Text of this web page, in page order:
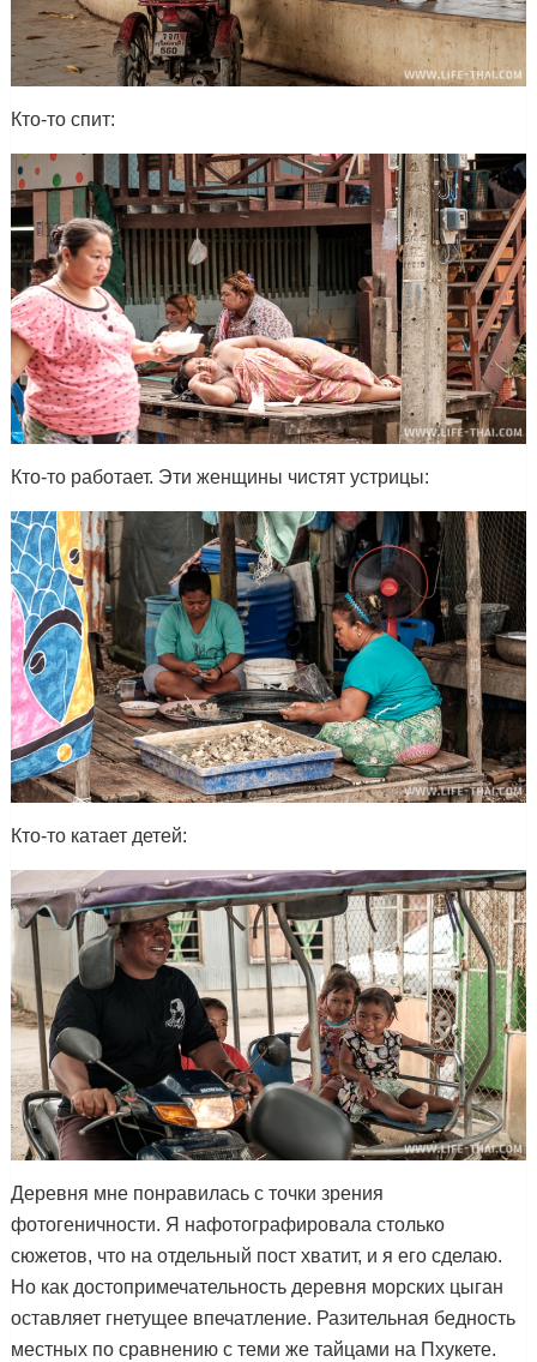
Кто-то спит:
Кто-то работает. Эти женщины чистят устрицы:
Кто-то катает детей:
Деревня мне понравилась с точки зрения
фотогеничности. Я нафотографировала столько
сюжетов, что на отдельный пост хватит, и я его сделаю.
Но как достопримечательность деревня морских цыган
оставляет гнетущее впечатление. Разительная бедность
местных по сравнению с теми же тайцами на Пхукете.